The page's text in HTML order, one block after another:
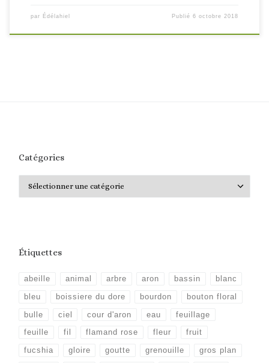
par Édélahiel Publié6 octobre 2018
Catégories
Étiquettes
abeille animal arbre aron bassin blanc
bleu boissiere du dore bourdon bouton floral
bulle ciel cour d'aron eau feuillage
feuille fil flamand rose fleur fruit
fucshia gloire goutte grenouille gros plan